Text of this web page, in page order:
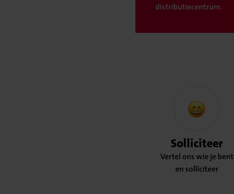
distributiecentrum.
Solliciteer
Vertel ons wie je bent
en solliciteer